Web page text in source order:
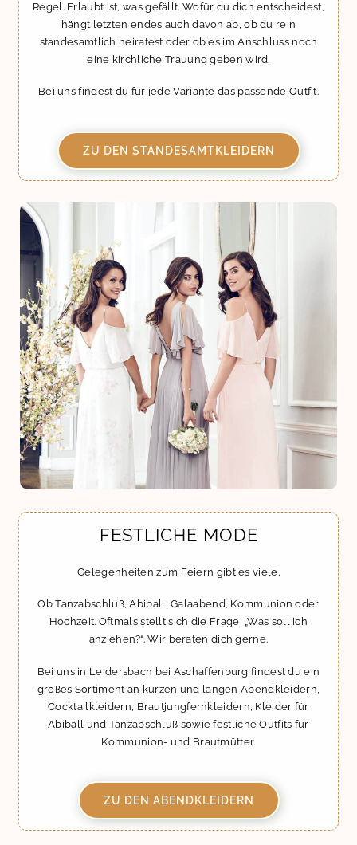
Regel. Erlaubt ist, was gefällt. Wofür du dich entscheidest,
hängt letzten endes auch davon ab, ob du rein
standesamtlich heiratest oder ob es im Anschluss noch
eine kirchliche Trauung geben wird.
Bei uns findest du für jede Variante das passende Outfit.
ZU DEN STANDESAMTKLEIDERN
FESTLICHE MODE
Gelegenheiten zum Feiern gibt es viele.
Ob Tanzabschluß, Abiball, Galaabend, Kommunion oder
Hochzeit. Oftmals stellt sich die Frage, „Was soll ich
anziehen?“. Wir beraten dich gerne.
Bei uns in Leidersbach bei Aschaffenburg findest du ein
großes Sortiment an kurzen und langen Abendkleidern,
Cocktailkleidern, Brautjungfernkleidern, Kleider für
Abiball und Tanzabschluß sowie festliche Outfits für
Kommunion- und Brautmütter.
ZU DEN ABENDKLEIDERN